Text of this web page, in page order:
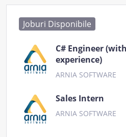
Joburi Disponibile
C# Engineer
experience)
ARNIA SOFTWARE
Sales Intern
ARNIA SOFTWARE